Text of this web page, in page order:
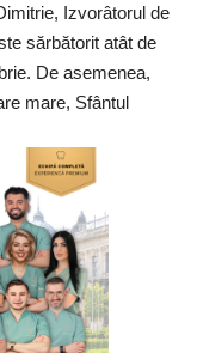
Izvorâtorul de
sărbătorit atât de
De asemenea,
mare, Sfântul